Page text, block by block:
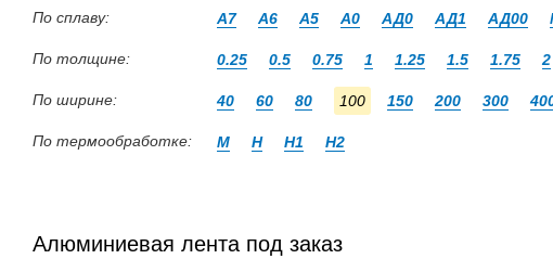
По сплаву: А7 А6 А5 А0 АД0 АД1 АД00
По толщине: 0.25 0.5 0.75 1 1.25 1.5 1.75 2
По ширине: 40 60 80 100 150 200 300
По термообработке: М Н Н1 Н2
Алюминиевая лента под заказ